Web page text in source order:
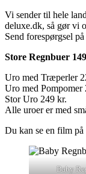
Vi sender til hele
deluxe.dk, så gør vi
Send forespørgsel
Store Regnbuer
Uro med Træperler
Uro med Pompomer
Stor Uro 249 kr.
Alle uroer er med
Du kan se en film
Baby